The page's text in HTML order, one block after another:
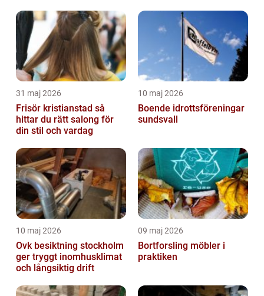
31 maj 2026
Frisör kristianstad så
hittar du rätt salong för
din stil och vardag
10 maj 2026
Boende idrottsföreningar
sundsvall
10 maj 2026
Ovk besiktning stockholm
ger tryggt inomhusklimat
och långsiktig drift
09 maj 2026
Bortforsling möbler i
praktiken